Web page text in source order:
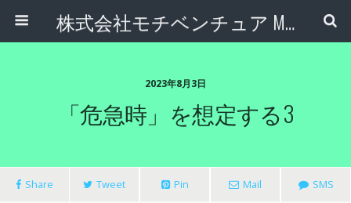
株式会社モチベンチュア Motiventure Inc.
2023年8月3日
「危急時」を想定する3
Share Tweet Pin Mail SMS